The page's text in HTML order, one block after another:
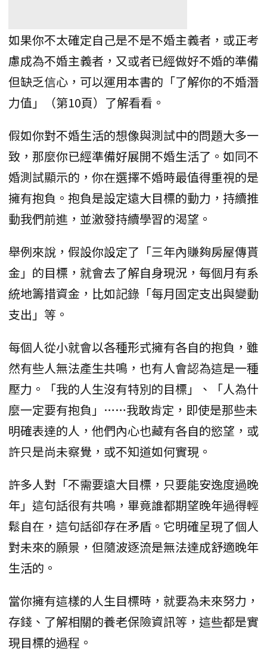
如果你不太確定自己是不是不婚主義者，或正考
慮成為不婚主義者，又或者已經做好不婚的準備
但缺乏信心，可以運用本書的「了解你的不婚潛
力值」（第10頁）了解看看。
假如你對不婚生活的想像與測試中的問題大多一
致，那麼你已經準備好展開不婚生活了。如同不
婚測試顯示的，你在選擇不婚時最值得重視的是
擁有抱負。抱負是設定遠大目標的動力，持續推
動我們前進，並激發持續學習的渴望。
舉例來說，假設你設定了「三年內賺夠房屋傳貰
金」的目標，就會去了解自身現況，每個月有系
統地籌措資金，比如記錄「每月固定支出與變動
支出」等。
每個人從小就會以各種形式擁有各自的抱負，雖
然有些人無法產生共鳴，也有人會認為這是一種
壓力。「我的人生沒有特別的目標」、「人為什
麼一定要有抱負」……我敢肯定，即使是那些未
明確表達的人，他們內心也藏有各自的慾望，或
許只是尚未察覺，或不知道如何實現。
許多人對「不需要遠大目標，只要能安逸度過晚
年」這句話很有共鳴，畢竟誰都期望晚年過得輕
鬆自在，這句話卻存在矛盾。它明確呈現了個人
對未來的願景，但隨波逐流是無法達成舒適晚年
生活的。
當你擁有這樣的人生目標時，就要為未來努力，
存錢、了解相關的養老保險資訊等，這些都是實
現目標的過程。